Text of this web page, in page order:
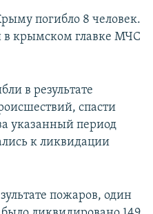
погибло 8 человек.
в крымском главке МЧС
в результате
спасти
указанный период
к ликвидации
пожаров, один